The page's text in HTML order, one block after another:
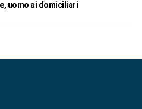
uomo ai domiciliari